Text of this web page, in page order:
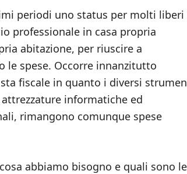
periodi uno status per molti liberi
professionale in casa propria
abitazione, per riuscire a
le spese. Occorre innanzitutto
fiscale in quanto i diversi
informatiche ed
rimangono comunque spese
abbiamo bisogno e quali sono le